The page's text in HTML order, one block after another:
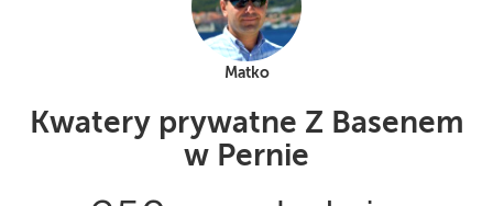
Matko
Kwatery prywatne Z Basenem
w Pernie